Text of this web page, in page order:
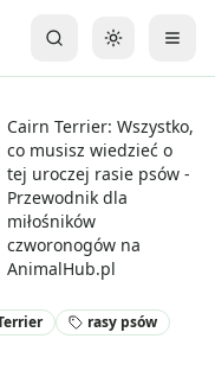
Przełącz
Cairn Terrier: Wszystko,
co musisz wiedzieć o
tej uroczej rasie psów -
Przewodnik dla
miłośników
czworonogów na
AnimalHub.pl
rasy psów